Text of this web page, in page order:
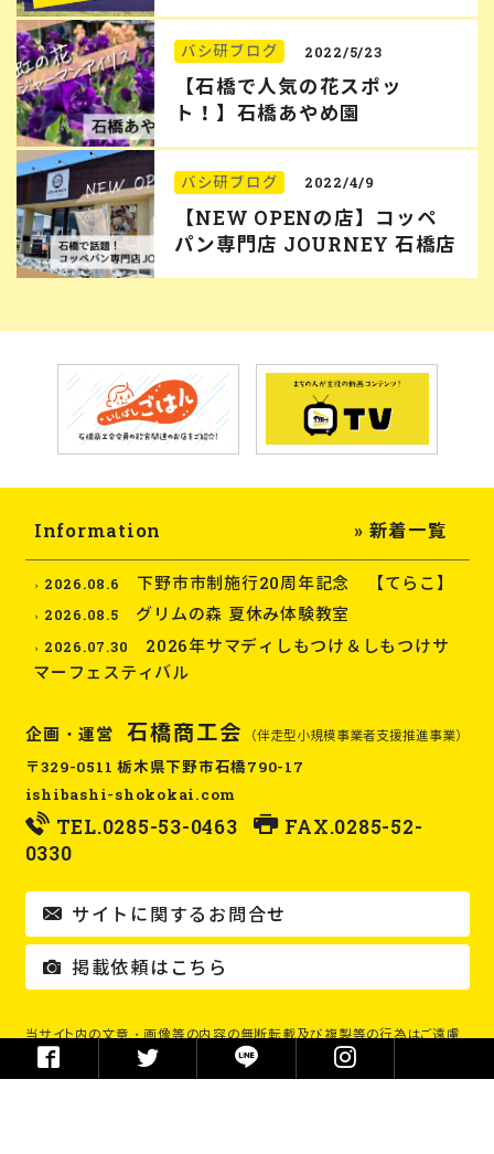
バシ研ブログ 2022/5/23
【石橋で人気の花スポッ
ト！】石橋あやめ園
バシ研ブログ 2022/4/9
【NEW OPENの店】コッペ
パン専門店 JOURNEY 石橋店
Information » 新着一覧
2026.08.6 下野市市制施行20周年記念 【てらこ】
2026.08.5 グリムの森 夏休み体験教室
2026.07.30
2026年サマディしもつけ＆しもつけサ
マーフェスティバル
企画・運営 石橋商工会 （伴走型小規模事業者支援推進事業）
〒329-0511 栃木県下野市石橋790-17
ishibashi-shokokai.com
TEL.0285-53-0463
FAX.0285-52-
0330
サイトに関するお問合せ
掲載依頼はこちら
当サイト内の文章・画像等の内容の無断転載及び複製等の行為はご遠慮
ください。